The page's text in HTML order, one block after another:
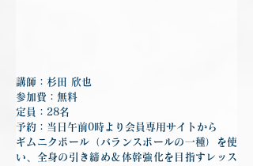
講師：杉田 欣也
参加費：無料
定員：28名
予約：当日午前0時より会員専用サイトから
ギムニクボール（バランスボールの一種）を使
い、全身の引き締め＆体幹強化を目指すレッス